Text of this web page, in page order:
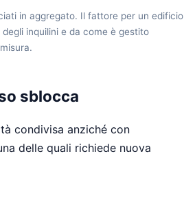
in aggregato. Il fattore per un edificio
inquilini e da come è gestito
sblocca
condivisa anziché con
delle quali richiede nuova